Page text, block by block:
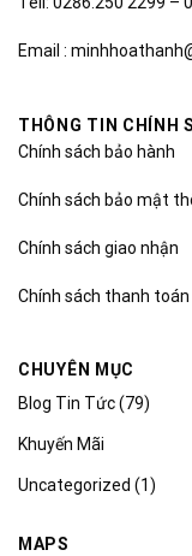
Email :
THÔNG TIN CHÍNH
Chính sách bảo hành
Chính sách bảo mật
Chính sách giao nhận
Chính sách thanh toán
CHUYÊN MỤC
Blog Tin Tức(79)
Khuyến Mãi
Uncategorized (1)
MAPS